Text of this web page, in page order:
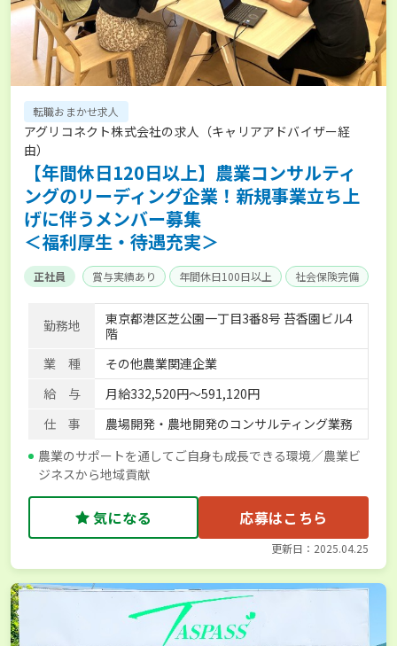
転職おまかせ求人
アグリコネクト株式会社の求人（キャリアアドバイザー経
由）
【年間休日120日以上】農業コンサルティ
ングのリーディング企業！新規事業立ち上
げに伴うメンバー募集
＜福利厚生・待遇充実＞
正社員 賞与実績あり 年間休日100日以上 社会保険完備
勤務地
東京都港区芝公園一丁目3番8号 苔香園ビル4
階
業 種
その他農業関連企業
給 与
月給332,520円～591,120円
仕 事
農場開発・農地開発のコンサルティング業務
農業のサポートを通してご自身も成長できる環境／農業ビ
ジネスから地域貢献
気になる 応募はこちら
更新日：2025.04.25